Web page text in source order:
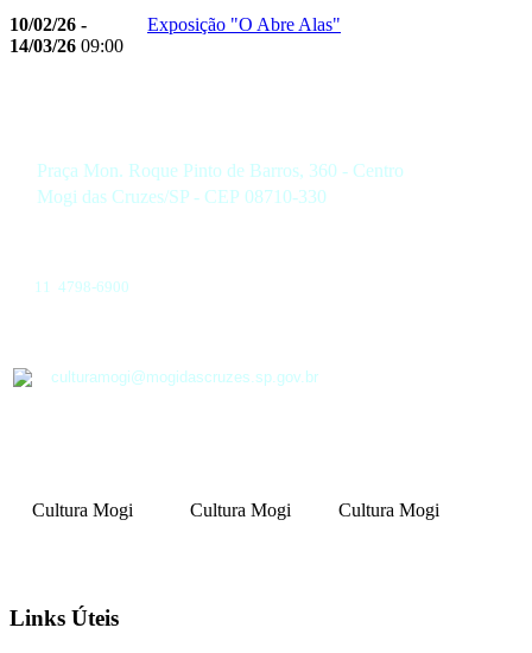
10/02/26 -
14/03/26 09:00
Exposição "O Abre Alas"
Praça Mon. Roque Pinto de Barros, 360 - Centro
Mogi das Cruzes/SP - CEP 08710-330
11 4798-6900
culturamogi@mogidascruzes.sp.gov.br
Cultura Mogi Cultura Mogi Cultura Mogi
Links Úteis